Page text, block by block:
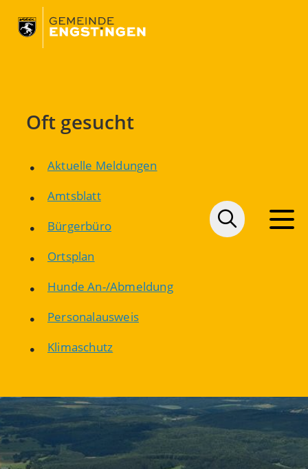
Oft gesucht
Aktuelle Meldungen
Amtsblatt
Bürgerbüro
Ortsplan
Hunde An-/Abmeldung
Personalausweis
Klimaschutz